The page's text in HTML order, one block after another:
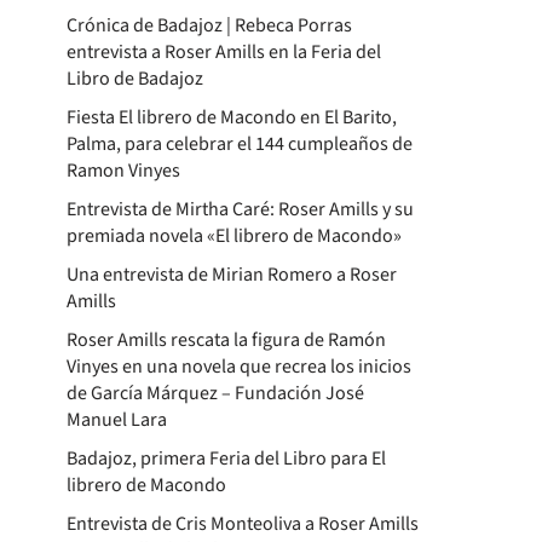
Crónica de Badajoz | Rebeca Porras
entrevista a Roser Amills en la Feria del
Libro de Badajoz
Fiesta El librero de Macondo en El Barito,
Palma, para celebrar el 144 cumpleaños de
Ramon Vinyes
Entrevista de Mirtha Caré: Roser Amills y su
premiada novela «El librero de Macondo»
Una entrevista de Mirian Romero a Roser
Amills
Roser Amills rescata la figura de Ramón
Vinyes en una novela que recrea los inicios
de García Márquez – Fundación José
Manuel Lara
Badajoz, primera Feria del Libro para El
librero de Macondo
Entrevista de Cris Monteoliva a Roser Amills